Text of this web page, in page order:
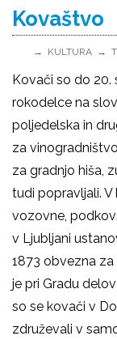
Kovaštvo
KULTURA
Kovači so do
rokodelce na
poljedelska in
za
za gradnjo hiša,
tudi popravljali.
vozovne,
v Ljubljani
1873 obvezna
je pri Gradu
so se kovači v
združevali v